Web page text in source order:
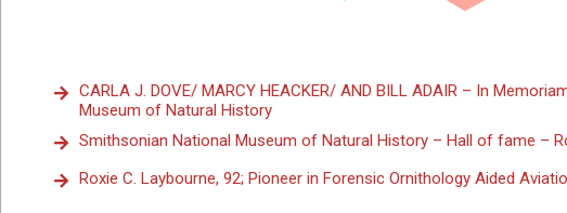
CARLA J. DOVE/ MARCY HEACKER/ AND BILL ADAIR – In
Museum of Natural History
Smithsonian National Museum of Natural History – Hall of fame –
Roxie C. Laybourne, 92; Pioneer in Forensic Ornithology Aided